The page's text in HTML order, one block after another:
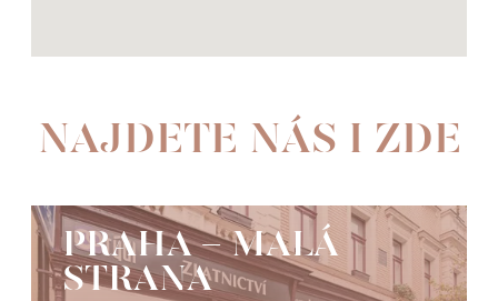
NAJDETE NÁS I ZDE
PRAHA - MALÁ
STRANA